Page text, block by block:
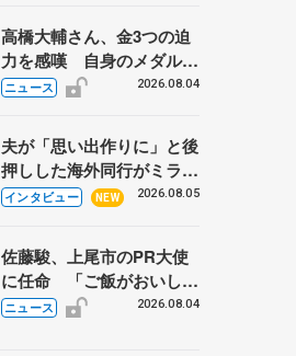
高橋大輔さん、金3つの迫
力を感嘆 自身のメダルは
「どちらに？」 〝リス兄
野村忠宏さんと対談
ニュース 2026.08.04
夫が「思い出作りに」と後
押しした海外同行がミラノ
まで… 繁華街のリンクで
に 小林芳子さんが振り返
るスケート人生
インタビュー NEW 2026.08.05
佐藤駿、上尾市のPR大使
に任命 「ご飯がおいし
く、住みやすいのが魅力」
ニュース 2026.08.04